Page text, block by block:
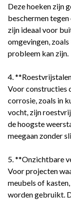
Deze hoeken zijn
beschermen
zijn ideaal voor
omgevingen,
probleem kan zijn.
4.
Voor constructies
corrosie, zoals in
vocht, zijn
de hoogste
meegaan zonder
5. **Onzichtbare
Voor projecten
meubels of
worden gebruikt.